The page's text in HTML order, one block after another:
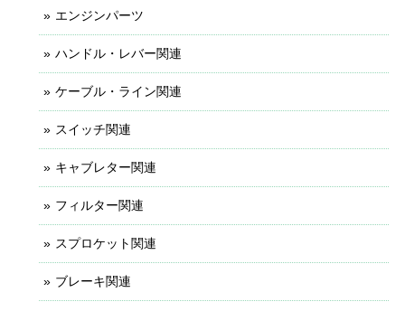
エンジンパーツ
ハンドル・レバー関連
ケーブル・ライン関連
スイッチ関連
キャブレター関連
フィルター関連
スプロケット関連
ブレーキ関連